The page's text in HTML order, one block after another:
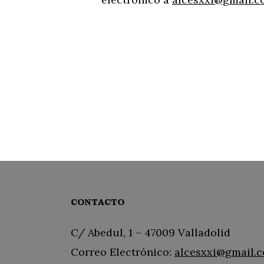
CONTACTO
C/ Abedul, 1 – 47009 Valladolid
Correo Electrónico: